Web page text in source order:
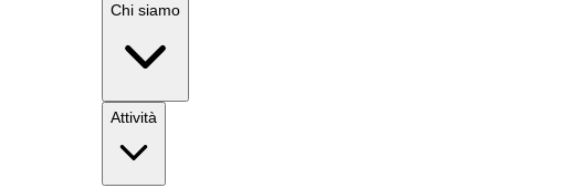
Chi siamo
Attività